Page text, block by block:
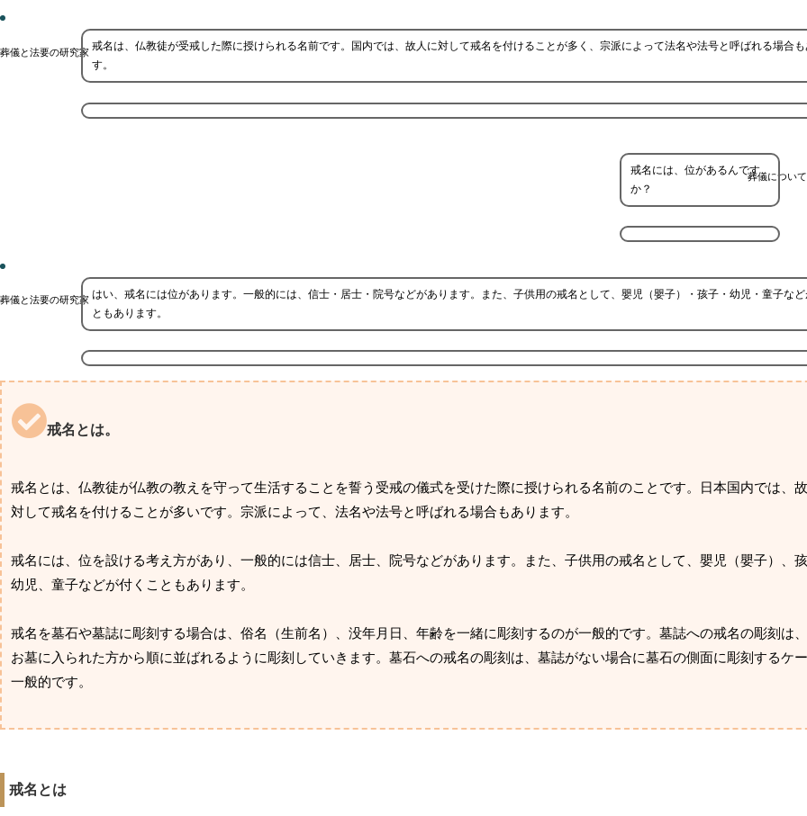
葬儀と法要の研究家 戒名は、仏教徒が受戒した際に授けられる名前です。国内では、故人に対して戒名を付けることが多く、宗派によって法名や法号と呼ばれる場合も
す。
葬儀につい
戒名には、位があるんです
か？
葬儀と法要の研究家 はい、戒名には位があります。一般的には、信士・居士・院号などがあります。また、子供用の戒名として、嬰児（嬰子）・孩子・幼児・童子など
ともあります。
戒名とは。
戒名とは、仏教徒が仏教の教えを守って生活することを誓う受戒の儀式を受けた際に授けられる名前のことです。日本国内では、
対して戒名を付けることが多いです。宗派によって、法名や法号と呼ばれる場合もあります。
戒名には、位を設ける考え方があり、一般的には信士、居士、院号などがあります。また、子供用の戒名として、嬰児（嬰子）、孩
幼児、童子などが付くこともあります。
戒名を墓石や墓誌に彫刻する場合は、俗名（生前名）、没年月日、年齢を一緒に彫刻するのが一般的です。墓誌への戒名の彫刻は
お墓に入られた方から順に並ばれるように彫刻していきます。墓石への戒名の彫刻は、墓誌がない場合に墓石の側面に彫刻するケ
一般的です。
戒名とは